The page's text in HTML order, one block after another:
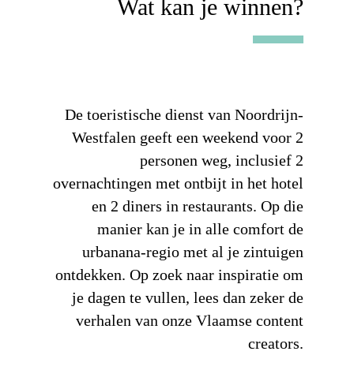
Wat kan je winnen?
De toeristische dienst van Noordrijn-
Westfalen geeft een weekend voor 2
personen weg, inclusief 2
overnachtingen met ontbijt in het hotel
en 2 diners in restaurants. Op die
manier kan je in alle comfort de
urbanana-regio met al je zintuigen
ontdekken. Op zoek naar inspiratie om
je dagen te vullen, lees dan zeker de
verhalen van onze Vlaamse content
creators.